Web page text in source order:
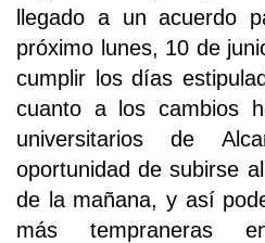
llegado a un acuerdo
próximo lunes, 10 de
cumplir los días
cuanto a los cambios
universitarios de
oportunidad de subirse
de la mañana, y así
más tempraneras